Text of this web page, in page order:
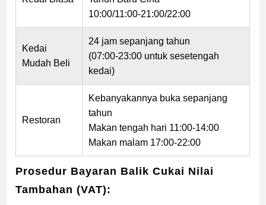
10:00/11:00-21:00/22:00
Kedai
Mudah Beli
24 jam sepanjang tahun
(07:00-23:00 untuk sesetengah
kedai)
Restoran
Kebanyakannya buka sepanjang
tahun
Makan tengah hari 11:00-14:00
Makan malam 17:00-22:00
Prosedur Bayaran Balik Cukai Nilai
Tambahan (VAT):